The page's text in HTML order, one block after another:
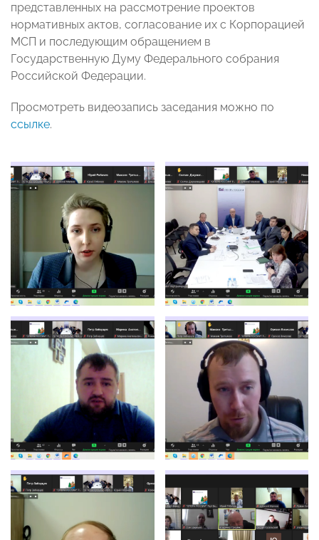
представленных на рассмотрение проектов
нормативных актов, согласование их с Корпорацией
МСП и последующим обращением в
Государственную Думу Федерального собрания
Российской Федерации.
Просмотреть видеозапись заседания можно по
ссылке.